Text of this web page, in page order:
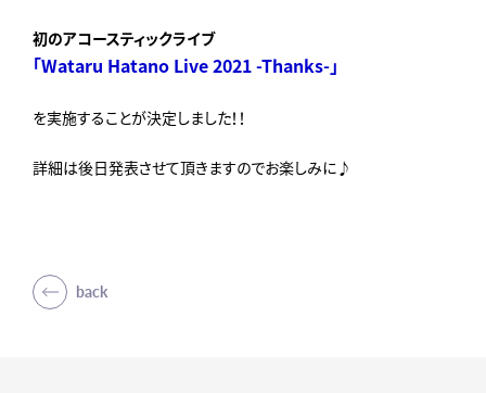
初のアコースティックライブ
「Wataru Hatano Live 2021 -Thanks-」
を実施することが決定しました！！
詳細は後日発表させて頂きますのでお楽しみに♪
back